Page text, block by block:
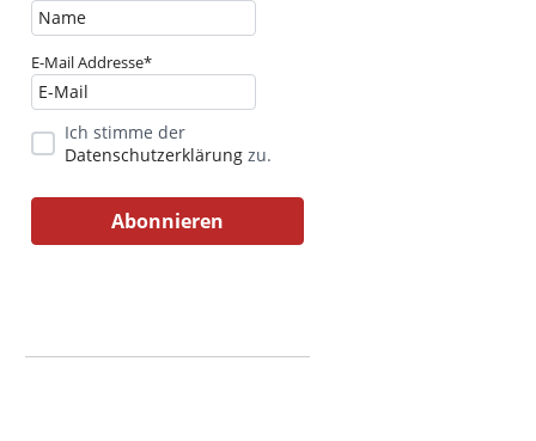
E-Mail Addresse*
Ich stimme der
Datenschutzerklärung zu.